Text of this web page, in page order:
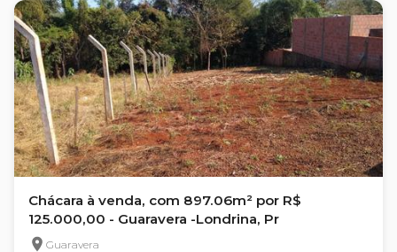
Chácara à venda, com 897.06m² por R$
125.000,00 - Guaravera -Londrina, Pr
Guaravera